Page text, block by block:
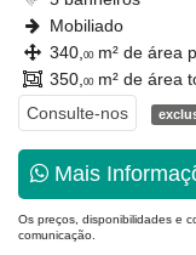
Mobiliado
340, 00m² de área
350, 00m² de área
Consulte-nos
Mais
Os preços, disponibilidades e
comunicação.